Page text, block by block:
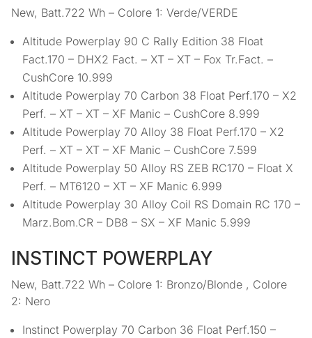
New, Batt.722 Wh – Colore 1: Verde/VERDE
Altitude Powerplay 90 C Rally Edition 38 Float
Fact.170 – DHX2 Fact. – XT – XT – Fox Tr.Fact. –
CushCore 10.999
Altitude Powerplay 70 Carbon 38 Float Perf.170 – X2
Perf. – XT – XT – XF Manic – CushCore 8.999
Altitude Powerplay 70 Alloy 38 Float Perf.170 – X2
Perf. – XT – XT – XF Manic – CushCore 7.599
Altitude Powerplay 50 Alloy RS ZEB RC170 – Float X
Perf. – MT6120 – XT – XF Manic 6.999
Altitude Powerplay 30 Alloy Coil RS Domain RC 170 –
Marz.Bom.CR – DB8 – SX – XF Manic 5.999
INSTINCT POWERPLAY
New, Batt.722 Wh – Colore 1: Bronzo/Blonde , Colore
2: Nero
Instinct Powerplay 70 Carbon 36 Float Perf.150 –